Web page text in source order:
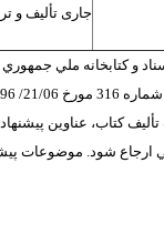
جاری تألیف و
و كتابخانه ملي
كتاب، عناوين
شود. موضوعات